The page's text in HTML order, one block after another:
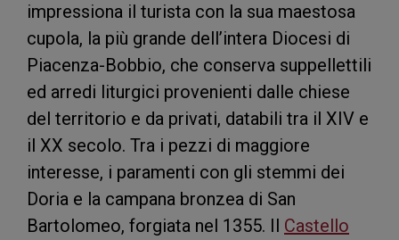
impressiona il turista con la sua maestosa
cupola, la più grande dell’intera Diocesi di
Piacenza-Bobbio, che conserva suppellettili
ed arredi liturgici provenienti dalle chiese
del territorio e da privati, databili tra il XIV e
il XX secolo. Tra i pezzi di maggiore
interesse, i paramenti con gli stemmi dei
Doria e la campana bronzea di San
Bartolomeo, forgiata nel 1355. Il Castello